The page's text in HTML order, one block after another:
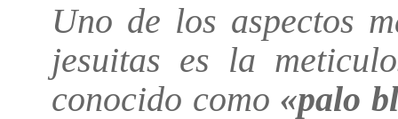
Uno de los aspectos
jesuitas es la
conocido como «palo